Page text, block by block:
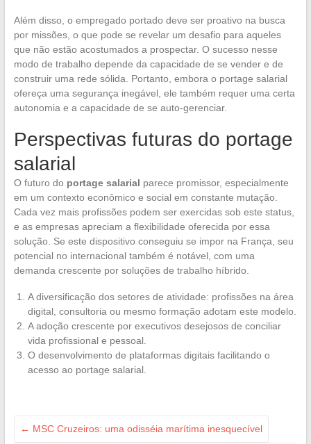
Além disso, o empregado portado deve ser proativo na busca
por missões, o que pode se revelar um desafio para aqueles
que não estão acostumados a prospectar. O sucesso nesse
modo de trabalho depende da capacidade de se vender e de
construir uma rede sólida. Portanto, embora o portage salarial
ofereça uma segurança inegável, ele também requer uma certa
autonomia e a capacidade de se auto-gerenciar.
Perspectivas futuras do portage
salarial
O futuro do portage salarial parece promissor, especialmente
em um contexto econômico e social em constante mutação.
Cada vez mais profissões podem ser exercidas sob este status,
e as empresas apreciam a flexibilidade oferecida por essa
solução. Se este dispositivo conseguiu se impor na França, seu
potencial no internacional também é notável, com uma
demanda crescente por soluções de trabalho híbrido.
A diversificação dos setores de atividade: profissões na área
digital, consultoria ou mesmo formação adotam este modelo.
A adoção crescente por executivos desejosos de conciliar
vida profissional e pessoal.
O desenvolvimento de plataformas digitais facilitando o
acesso ao portage salarial.
← MSC Cruzeiros: uma odisséia marítima inesquecível